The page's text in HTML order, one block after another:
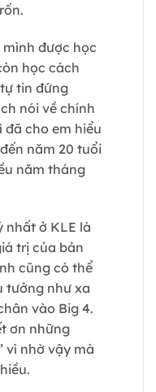
được học
học cách
tin đứng
nói về chính
đã cho em hiểu
năm 20 tuổi
năm tháng
nhất ở KLE là
trị của bản
cũng có thể
tưởng như xa
vào Big 4.
ơn những
vì nhờ vậy mà